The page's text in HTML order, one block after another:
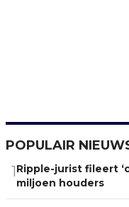
POPULAIR
1Ripple-jurist fileert
miljoen houders